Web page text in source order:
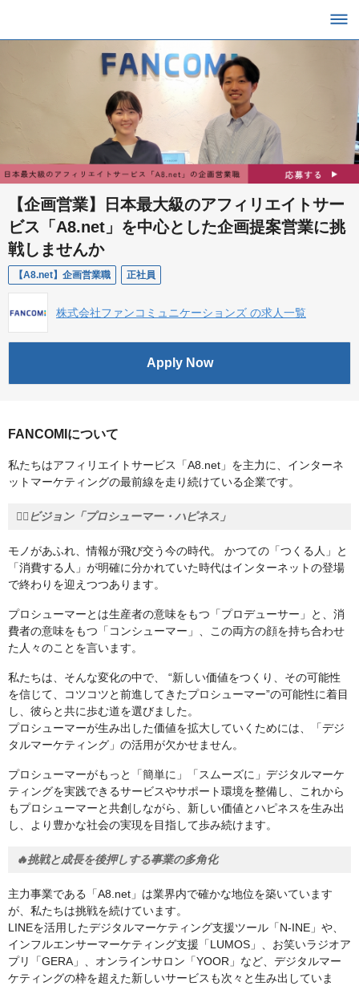
【企画営業】日本最大級のアフィリエイトサー
ビス「A8.net」を中心とした企画提案営業に挑
戦しませんか
【A8.net】企画営業職 正社員
株式会社ファンコミュニケーションズ の求人一覧
Apply Now
FANCOMIについて
私たちはアフィリエイトサービス「A8.net」を主力に、インターネ
ットマーケティングの最前線を走り続けている企業です。
❤️‍🔥ビジョン「プロシューマー・ハピネス」
モノがあふれ、情報が飛び交う今の時代。 かつての「つくる人」と
「消費する人」が明確に分かれていた時代はインターネットの登場
で終わりを迎えつつあります。
プロシューマーとは生産者の意味をもつ「プロデューサー」と、消
費者の意味をもつ「コンシューマー」、この両方の顔を持ち合わせ
た人々のことを言います。
私たちは、そんな変化の中で、 “新しい価値をつくり、その可能性
を信じて、コツコツと前進してきたプロシューマー”の可能性に着目
し、彼らと共に歩む道を選びました。
プロシューマーが生み出した価値を拡大していくためには、「デジ
タルマーケティング」の活用が欠かせません。
プロシューマーがもっと「簡単に」「スムーズに」デジタルマーケ
ティングを実践できるサービスやサポート環境を整備し、これから
もプロシューマーと共創しながら、新しい価値とハピネスを生み出
し、より豊かな社会の実現を目指して歩み続けます。
🔥挑戦と成長を後押しする事業の多角化
主力事業である「A8.net」は業界内で確かな地位を築いています
が、私たちは挑戦を続けています。
LINEを活用したデジタルマーケティング支援ツール「N-INE」や、
インフルエンサーマーケティング支援「LUMOS」、お笑いラジオア
プリ「GERA」、オンラインサロン「YOOR」など、デジタルマー
ケティングの枠を超えた新しいサービスも次々と生み出していま